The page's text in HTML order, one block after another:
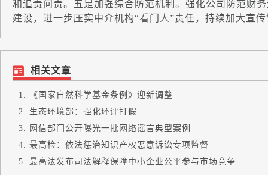
和追责问责。五是加强综合防范机制。强化公司防范财
建设，进一步压实中介机构“看门人”责任，持续加大宣
相关文章
《国家自然科学基金条例》迎新调整
生态环境部：强化环评打假
网信部门公开曝光一批网络谣言典型案例
最高检：依法惩治知识产权恶意诉讼专项监督
最高法发布司法解释保障中小企业公平参与市场竞争